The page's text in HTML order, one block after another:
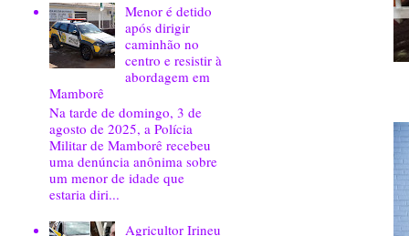
Menor é detido
após dirigir
caminhão no
centro e resistir à
abordagem em
Mamborê
Na tarde de domingo, 3 de
agosto de 2025, a Polícia
Militar de Mamborê recebeu
uma denúncia anônima sobre
um menor de idade que
estaria diri...
Agricultor Irineu